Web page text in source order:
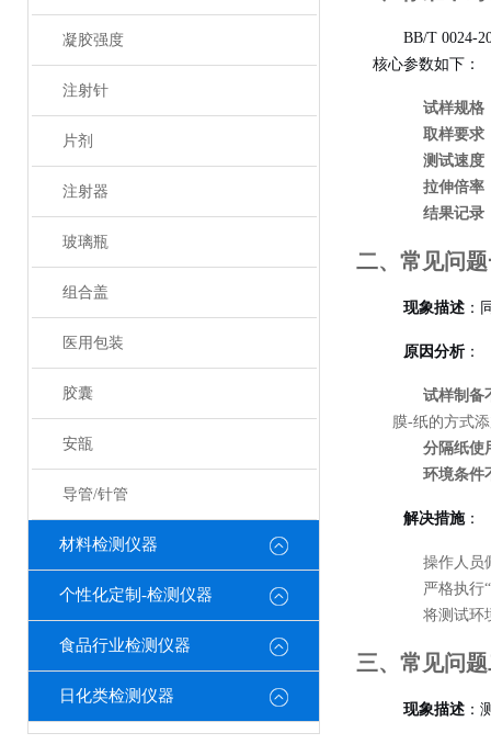
凝胶强度
注射针
片剂
注射器
玻璃瓶
组合盖
医用包装
胶囊
安瓿
导管/针管
材料检测仪器
个性化定制-检测仪器
食品行业检测仪器
日化类检测仪器
BB/T 0024-
核心参数如下：
试样规格
取样要求
测试速度
拉伸倍率
结果记录
二、常见问
现象描述 ：
原因分析：
试样制备
膜-纸的方式
分隔纸使
环境条件
解决措施：
操作人员
严格执行
将测试环
三、常见问
现象描述 ：